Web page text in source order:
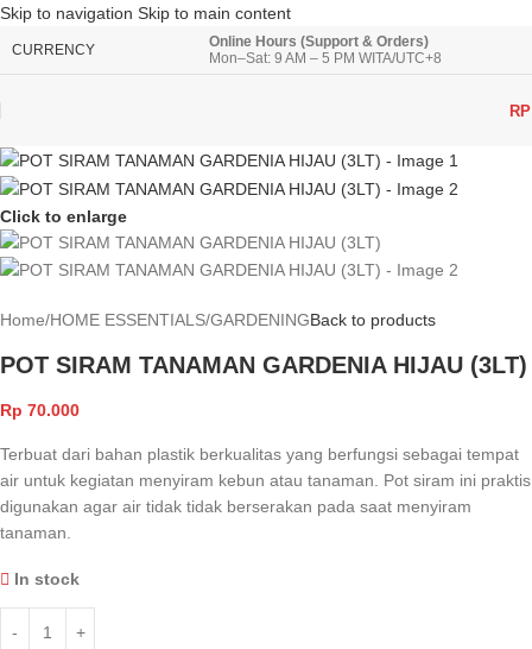
Skip to navigation Skip to main content
CURRENCY
Online Hours (Support & Orders)
Mon–Sat: 9 AM – 5 PM WITA/UTC+8
RP
Click to enlarge
Home/HOME ESSENTIALS/GARDENINGBack to products
POT SIRAM TANAMAN GARDENIA HIJAU (3LT)
Rp 70.000
Terbuat dari bahan plastik berkualitas yang berfungsi sebagai tempat
air untuk kegiatan menyiram kebun atau tanaman. Pot siram ini praktis
digunakan agar air tidak tidak berserakan pada saat menyiram
tanaman.
In stock